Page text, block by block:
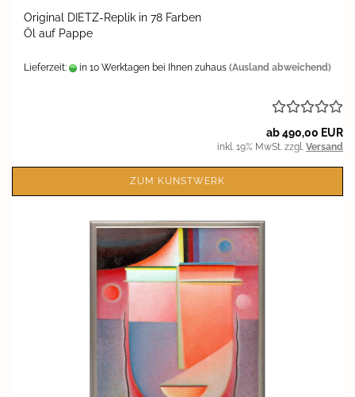
Ori­gi­nal DIETZ-​Replik in 78 Far­ben
Öl auf Pappe
Lieferzeit: in 10 Werktagen bei Ihnen zuhaus (Ausland abweichend)
ab 490,00 EUR
inkl. 19% MwSt. zzgl. Versand
ZUM KUNSTWERK